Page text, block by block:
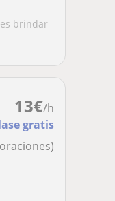
brindar
13€/h
gratis